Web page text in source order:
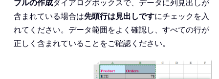
ブルの作成ダイアログボックスで、データに列見出しが
含まれている場合は先頭行は見出しですにチェックを入
れてください。データ範囲をよく確認し、すべての行が
正しく含まれていることをご確認ください。